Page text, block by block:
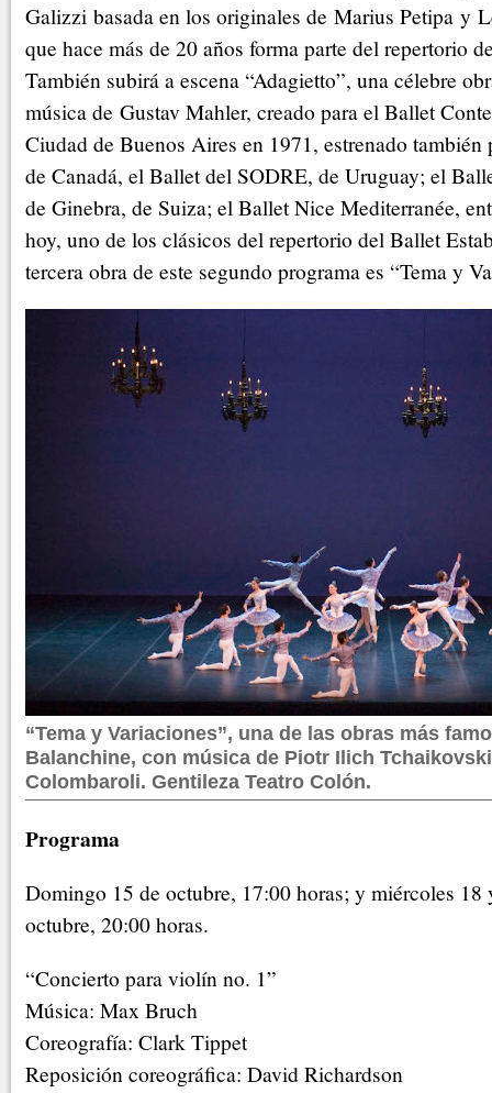
Galizzi basada en los originales de Marius Petipa y
que hace más de 20 años forma parte del repertorio
También subirá a escena “Adagietto”, una célebre
música de Gustav Mahler, creado para el Ballet
Ciudad de Buenos Aires en 1971, estrenado
de Canadá, el Ballet del SODRE, de Uruguay; el
de Ginebra, de Suiza; el Ballet Nice Mediterranée,
hoy, uno de los clásicos del repertorio del Ballet
tercera obra de este segundo programa es “Tema y
“Tema y Variaciones”, una de las obras más
Balanchine, con música de Piotr Ilich
Colombaroli. Gentileza Teatro Colón.
Programa
Domingo 15 de octubre, 17:00 horas; y miércoles 18
octubre, 20:00 horas.
“Concierto para violín no. 1”
Música: Max Bruch
Coreografía: Clark Tippet
Reposición coreográfica: David Richardson